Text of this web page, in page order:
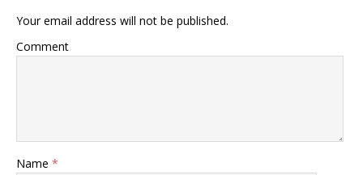
Your email address will not be published.
Comment
Name *